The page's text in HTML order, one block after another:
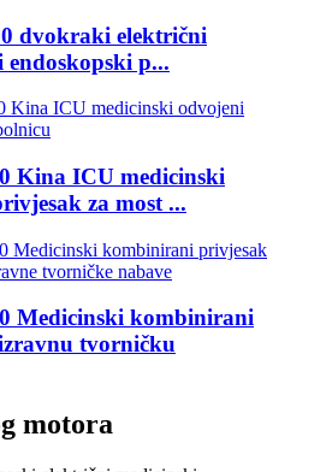
dvokraki električni
endoskopski p...
Kina ICU medicinski
za most ...
Medicinski kombinirani
tvorničku
motora